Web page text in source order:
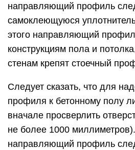
направляющий профиль
самоклеющуюся
этого направляющий
конструкциям пола и
стенам крепят стоечный
Следует сказать, что для
профиля к бетонному полу
вначале просверлить
не более 1000
направляющий профиль